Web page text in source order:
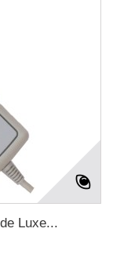
Luxe...